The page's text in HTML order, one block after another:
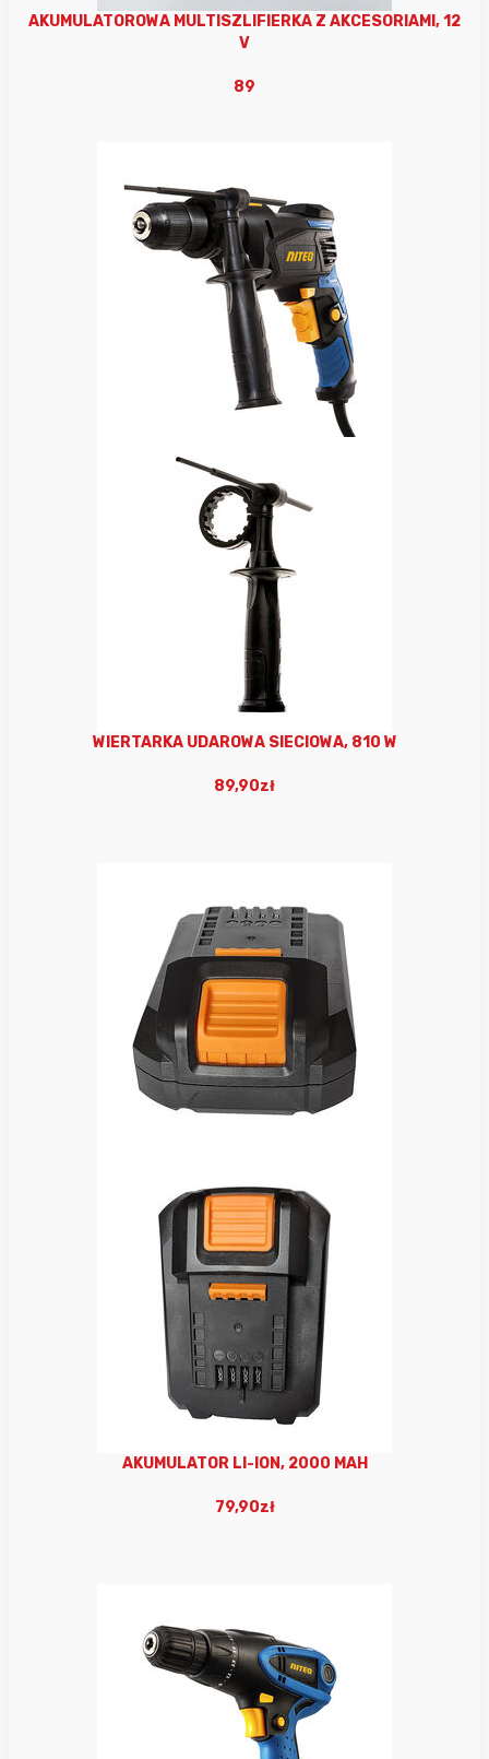
AKUMULATOROWA MULTISZLIFIERKA Z AKCESORIAMI, 12
V
89
WIERTARKA UDAROWA SIECIOWA, 810 W
89,90zł
AKUMULATOR LI-ION, 2000 MAH
79,90zł